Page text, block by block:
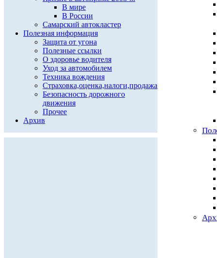
В мире
В России
Самарский автокластер
Полезная информация
Защита от угона
Полезные ссылки
О здоровье водителя
Уход за автомобилем
Техника вождения
Страховка,оценка,налоги,продажа
Безопасность дорожного
движения
Прочее
Архив